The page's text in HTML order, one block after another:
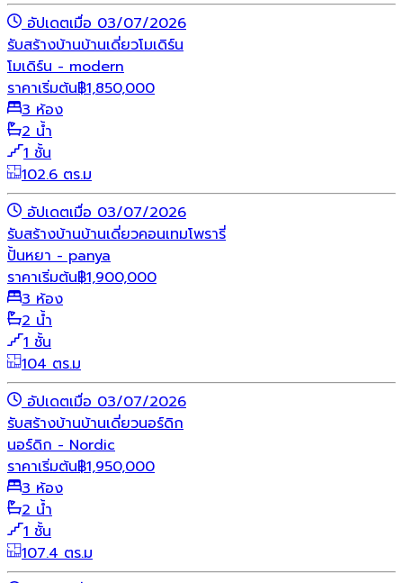
อัปเดตเมื่อ 03/07/2026
รับสร้างบ้านบ้านเดี่ยวโมเดิร์น
โมเดิร์น - modern
ราคาเริ่มต้น฿1,850,000
3 ห้อง
2 น้ำ
1 ชั้น
102.6 ตร.ม
อัปเดตเมื่อ 03/07/2026
รับสร้างบ้านบ้านเดี่ยวคอนเทมโพรารี่
ปั้นหยา - panya
ราคาเริ่มต้น฿1,900,000
3 ห้อง
2 น้ำ
1 ชั้น
104 ตร.ม
อัปเดตเมื่อ 03/07/2026
รับสร้างบ้านบ้านเดี่ยวนอร์ดิก
นอร์ดิก - Nordic
ราคาเริ่มต้น฿1,950,000
3 ห้อง
2 น้ำ
1 ชั้น
107.4 ตร.ม